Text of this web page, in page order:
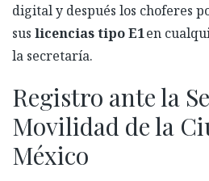
digital y después los choferes
sus licencias tipoE1en
la secretaría.
Registro ante la
Movilidad de la
México